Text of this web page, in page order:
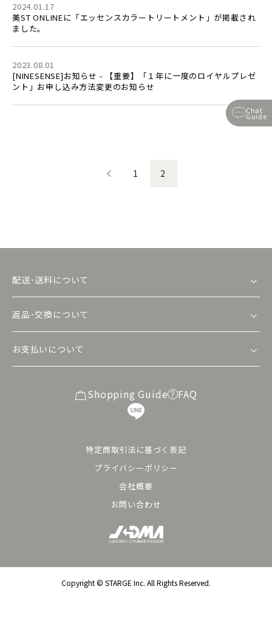
Chat
Guide
2024.01.17
美ST ONLINEに「エッセンスカラートリートメント」が掲載され
ました。
2023.08.01
[NINESENSE]お知らせ - 【重要】「１年に一度のロイヤルプレゼ
ント」お申し込み方法変更のお知らせ
1 2
配送･送料について
返品･交換について
お支払いについて
Shopping Guide FAQ
特定商取引法に基づく表記
プライバシーポリシー
会社概要
お問い合わせ
Copyright ©︎ STARGE Inc. All Rights Reserved.